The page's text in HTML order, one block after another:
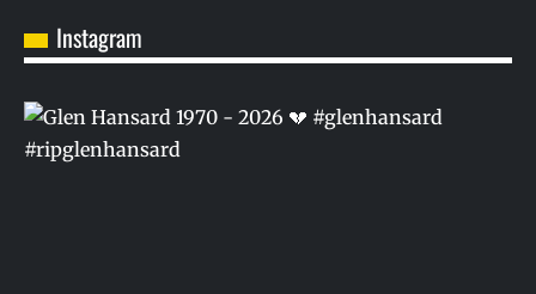
Instagram